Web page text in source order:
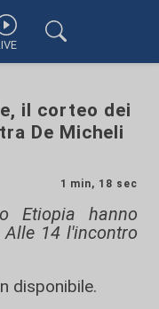
il corteo dei
De Micheli
1 min, 18 sec
Etiopia hanno
14 l'incontro
disponibile.